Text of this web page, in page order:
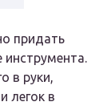
придать
инструмента.
в руки,
легок в